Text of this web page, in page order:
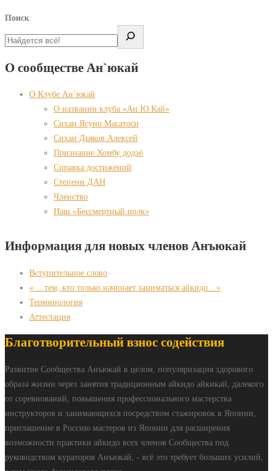
Поиск
О сообществе Ан`юкай
О Клубе Ан`юкай
О названии клуба «Ан Ю Кай»
Сихан Ясуно Масатоси
Сихан Дьяков Алексей
Признание Хомбу додзё
Справка достижений
Степени ДАН
Членство
Наш «Бессмертный полк»
Информация для новых членов Анъюкай
Вступительное слово
« …тем, кто только начинает заниматься айкидо…»
Терминология
Аттестация
Благотворительный взнос содействия
Развитие Сообщества Анъюкай в целом, популяризация здорового
образа жизни через занятия традиционным айкидо айкикай, далекого
от соревнований, повышения профессионального мастерства
инструкторов и занимающихся посредством стажировок в Японии,
приглашение в Россию мастеров из Японии для расширения
возможности практики айкидо всех членов Сообщества под
руководством кураторов Анъюкай, - всё это требует больших усилий,